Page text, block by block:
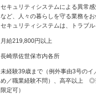
セキュリティシステムによる異常
など、人々の暮らしを守る業務を
セキュリティシステムは、トラブ
月給219,800円以上
長崎県佐世保市内各所
未経験39歳まで（例外事由3号のイ
め／職業経験不問）、高卒以上 ◎
限定可）